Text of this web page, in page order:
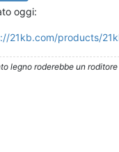
oggi:
21kb.com/products/
legno roderebbe un